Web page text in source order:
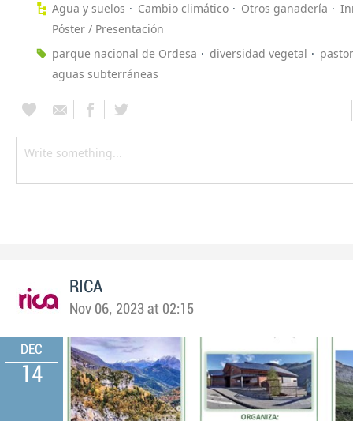
Agua y suelos Cambio climático Otros ganadería
Póster / Presentación
parque nacional de Ordesa
diversidad vegetal
aguas subterráneas
RICA
Nov 06, 2023 at 02:15
DEC
14